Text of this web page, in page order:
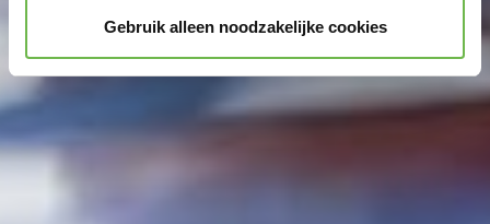
Gebruik alleen noodzakelijke cookies